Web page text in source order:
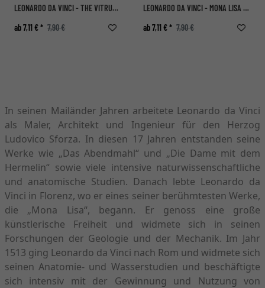
LEONARDO DA VINCI - THE VITRUVIAN MAN
ab 7,11 € * 7,90 €
LEONARDO DA VINCI - MONA LISA (LA JOCONDE)
ab 7,11 € * 7,90 €
In seinen Mailänder Jahren arbeitete Leonardo da Vinci
als Maler, Architekt und Ingenieur für den Herzog
Ludovico Sforza. In diesen 17 Jahren entstanden seine
Werke wie „Das Abendmahl“ und „Die Dame mit dem
Hermelin“ sowie viele intensive naturwissenschaftliche
und anatomische Studien. Danach lebte Leonardo da
Vinci in Florenz, wo er eines seiner berühmtesten Werke,
die „Mona Lisa“, begann. Er genoss eine große
künstlerische Freiheit und widmete sich in seinen
Forschungen der Geologie und der Mechanik. Im Jahr
1513 ging Leonardo da Vinci nach Rom und widmete sich
seinen Anatomie- und Wasserstudien und beschäftigte
sich intensiv mit der Gewinnung und Nutzung von